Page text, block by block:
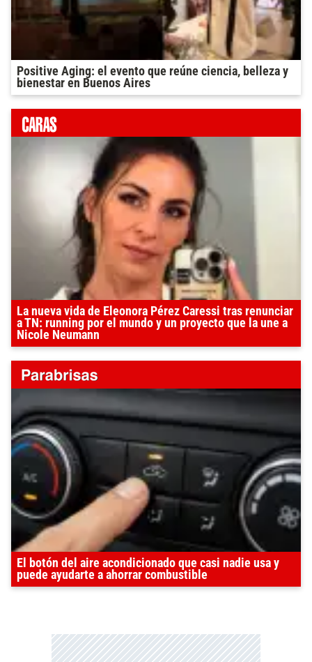
Positive Aging: el evento que reúne ciencia, belleza y
bienestar en Buenos Aires
La nueva vida de Eleonora Pérez Caressi tras renunciar
a TN: running por el mundo y un proyecto que la une a
Nicole Neumann
El botón del aire acondicionado que casi nadie usa y
puede ayudarte a ahorrar combustible